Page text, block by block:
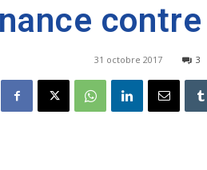
31 octobre 2017 3